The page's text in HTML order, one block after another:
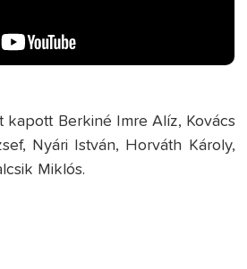
kapott Berkiné Imre Alíz, Kovács
Nyári István, Horváth Károly,
Miklós.